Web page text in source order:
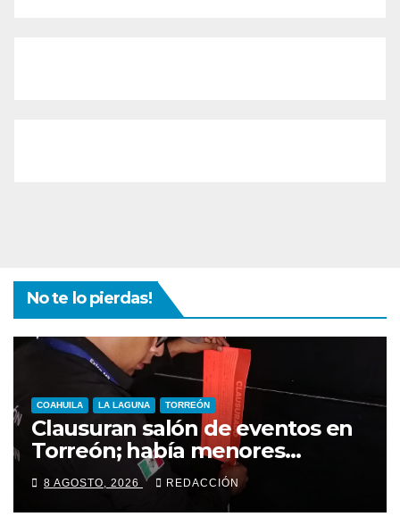
No te lo pierdas!
COAHUILA LA LAGUNA TORREÓN
Clausuran salón de eventos en
Torreón; había menores
alcoholizados durante
inspección
8 AGOSTO, 2026 REDACCIÓN